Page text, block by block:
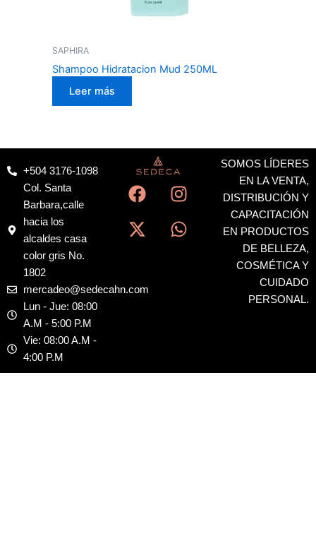
SAPHIRA
Shampoo Hidratacion Mud 250ML
Leer más
+504 3176-1098
Col. Santa
Barbara,calle
hacia los
alcaldes casa
color gris No.
1802
mercadeo@sedecahn.com
Lun - Jue: 08:00
A.M - 5:00 P.M
Vie: 08:00 A.M -
4:00 P.M
F
a
c
e
o
I
n
s
t
X
-
t
w
t
W
h
a
t
SOMOS LÍDERES
EN LA VENTA,
DISTRIBUCIÓN Y
CAPACITACIÓN
EN PRODUCTOS
DE BELLEZA,
COSMÉTICA Y
CUIDADO
PERSONAL.